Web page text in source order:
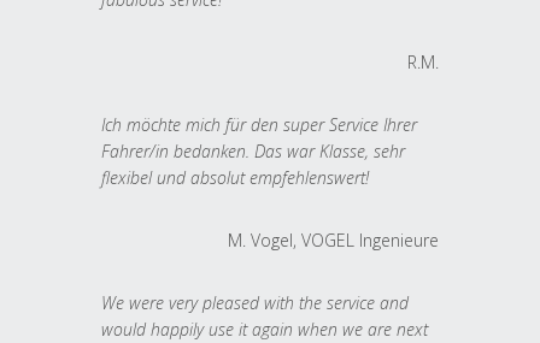
R.M.
Ich möchte mich für den super Service Ihrer
Fahrer/in bedanken. Das war Klasse, sehr
flexibel und absolut empfehlenswert!
M. Vogel, VOGEL Ingenieure
We were very pleased with the service and
would happily use it again when we are next